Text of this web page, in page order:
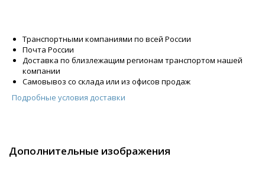
Транспортными компаниями по всей России
Почта России
Доставка по близлежащим регионам транспортом нашей
компании
Самовывоз со склада или из офисов продаж
Подробные условия доставки
Дополнительные изображения